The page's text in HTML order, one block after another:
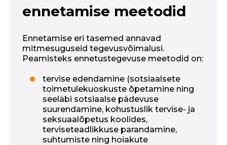
ennetamise meetodid
Ennetamise eri tasemed annavad
mitmesuguseid tegevusvõimalusi.
Peamisteks ennetustegevuse meetodid on:
tervise edendamine (sotsiaalsete
toimetulekuoskuste õpetamine ning
seeläbi sotsiaalse pädevuse
suurendamine, kohustuslik tervise- ja
seksuaalõpetus koolides,
terviseteadlikkuse parandamine,
suhtumiste ning hoiakute